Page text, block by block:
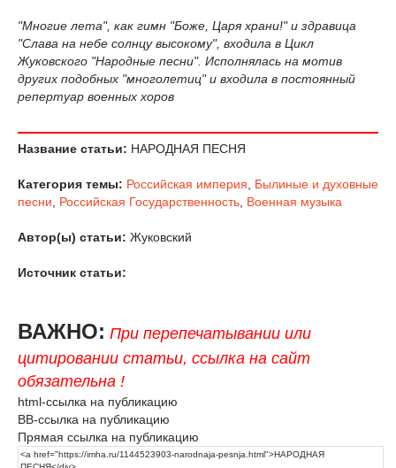
"Многие лета", как гимн "Боже, Царя храни!" и здравица
"Слава на небе солнцу высокому", входила в Цикл
Жуковского "Народные песни". Исполнялась на мотив
других подобных "многолетиц" и входила в постоянный
репертуар военных хоров
Название статьи: НАРОДНАЯ ПЕСНЯ
Категория темы: Российская империя
Былиные и духовные
песни
Российская Государственность Военная музыка
Автор(ы) статьи: Жуковский
Источник статьи:
ВАЖНО: При перепечатывании или
цитировании статьи, ссылка на сайт
обязательна !
html-ссылка на публикацию
BB-ссылка на публикацию
Прямая ссылка на публикацию